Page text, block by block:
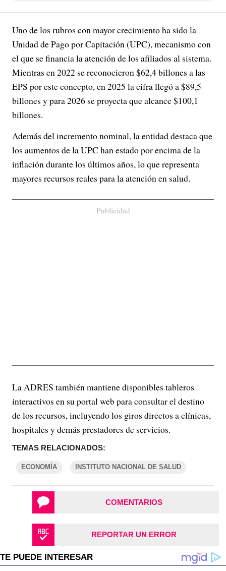
Uno de los rubros con mayor crecimiento ha sido la
Unidad de Pago por Capitación (UPC), mecanismo con
el que se financia la atención de los afiliados al sistema.
Mientras en 2022 se reconocieron $62,4 billones a las
EPS por este concepto, en 2025 la cifra llegó a $89,5
billones y para 2026 se proyecta que alcance $100,1
billones.
Además del incremento nominal, la entidad destaca que
los aumentos de la UPC han estado por encima de la
inflación durante los últimos años, lo que representa
mayores recursos reales para la atención en salud.
Publicidad
La ADRES también mantiene disponibles tableros
interactivos en su portal web para consultar el destino
de los recursos, incluyendo los giros directos a clínicas,
hospitales y demás prestadores de servicios.
TEMAS RELACIONADOS:
ECONOMÍA INSTITUTO NACIONAL DE SALUD
COMENTARIOS
REPORTAR UN ERROR